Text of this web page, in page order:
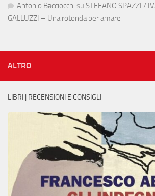
Antonio Bacciocchi su STEFANO SPAZZI /
GALLUZZI – Una rotonda per amare
ALTRO
LIBRI | RECENSIONI E CONSIGLI